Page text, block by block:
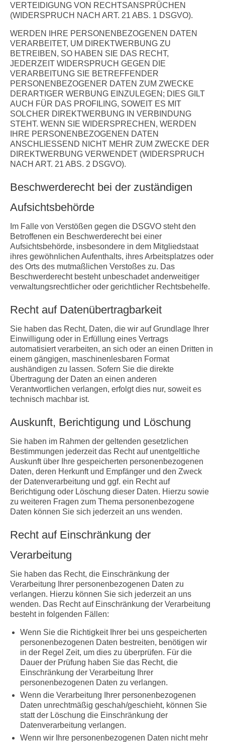
VERTEIDIGUNG VON RECHTSANSPRÜCHEN
(WIDERSPRUCH NACH ART. 21 ABS. 1 DSGVO).
WERDEN IHRE PERSONENBEZOGENEN DATEN
VERARBEITET, UM DIREKTWERBUNG ZU
BETREIBEN, SO HABEN SIE DAS RECHT,
JEDERZEIT WIDERSPRUCH GEGEN DIE
VERARBEITUNG SIE BETREFFENDER
PERSONENBEZOGENER DATEN ZUM ZWECKE
DERARTIGER WERBUNG EINZULEGEN; DIES GILT
AUCH FÜR DAS PROFILING, SOWEIT ES MIT
SOLCHER DIREKTWERBUNG IN VERBINDUNG
STEHT. WENN SIE WIDERSPRECHEN, WERDEN
IHRE PERSONENBEZOGENEN DATEN
ANSCHLIESSEND NICHT MEHR ZUM ZWECKE DER
DIREKTWERBUNG VERWENDET (WIDERSPRUCH
NACH ART. 21 ABS. 2 DSGVO).
Beschwerde­recht bei der zuständigen
Aufsichts­behörde
Im Falle von Verstößen gegen die DSGVO steht den
Betroffenen ein Beschwerderecht bei einer
Aufsichtsbehörde, insbesondere in dem Mitgliedstaat
ihres gewöhnlichen Aufenthalts, ihres Arbeitsplatzes oder
des Orts des mutmaßlichen Verstoßes zu. Das
Beschwerderecht besteht unbeschadet anderweitiger
verwaltungsrechtlicher oder gerichtlicher Rechtsbehelfe.
Recht auf Daten­übertrag­barkeit
Sie haben das Recht, Daten, die wir auf Grundlage Ihrer
Einwilligung oder in Erfüllung eines Vertrags
automatisiert verarbeiten, an sich oder an einen Dritten in
einem gängigen, maschinenlesbaren Format
aushändigen zu lassen. Sofern Sie die direkte
Übertragung der Daten an einen anderen
Verantwortlichen verlangen, erfolgt dies nur, soweit es
technisch machbar ist.
Auskunft, Berichtigung und Löschung
Sie haben im Rahmen der geltenden gesetzlichen
Bestimmungen jederzeit das Recht auf unentgeltliche
Auskunft über Ihre gespeicherten personenbezogenen
Daten, deren Herkunft und Empfänger und den Zweck
der Datenverarbeitung und ggf. ein Recht auf
Berichtigung oder Löschung dieser Daten. Hierzu sowie
zu weiteren Fragen zum Thema personenbezogene
Daten können Sie sich jederzeit an uns wenden.
Recht auf Einschränkung der
Verarbeitung
Sie haben das Recht, die Einschränkung der
Verarbeitung Ihrer personenbezogenen Daten zu
verlangen. Hierzu können Sie sich jederzeit an uns
wenden. Das Recht auf Einschränkung der Verarbeitung
besteht in folgenden Fällen:
Wenn Sie die Richtigkeit Ihrer bei uns gespeicherten
personenbezogenen Daten bestreiten, benötigen wir
in der Regel Zeit, um dies zu überprüfen. Für die
Dauer der Prüfung haben Sie das Recht, die
Einschränkung der Verarbeitung Ihrer
personenbezogenen Daten zu verlangen.
Wenn die Verarbeitung Ihrer personenbezogenen
Daten unrechtmäßig geschah/geschieht, können Sie
statt der Löschung die Einschränkung der
Datenverarbeitung verlangen.
Wenn wir Ihre personenbezogenen Daten nicht mehr